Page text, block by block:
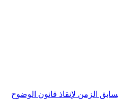
الزمن لإنقاذ قانون الوضوح